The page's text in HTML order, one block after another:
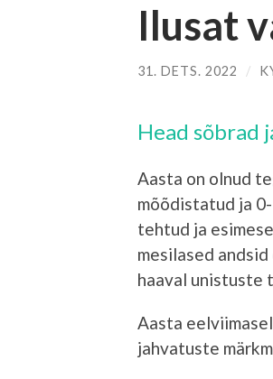
Ilusat
31. DETS. 2022 /
Head sõbrad
Aasta on olnud
mõõdistatud ja
tehtud ja
mesilased andsid
haaval unistuste
Aasta
jahvatuste